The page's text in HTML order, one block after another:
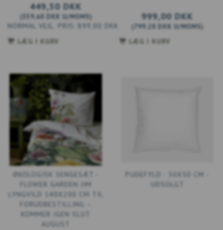
449,50 DKK
359,60 DKK U/MOMS)
899,00 DKK
LÆG I KURV
999,00 DKK
799,20 DKK U/MOMS)
LÆG I KURV
ØKOLOGISK SENGESÆT -
FLOWER GARDEN JIM
LYNGVILD 140X200 CM TIL
FORUDBESTILLING –
KOMMER IGEN SLUT
AUGUST
PUDEFYLD - 50X50 CM -